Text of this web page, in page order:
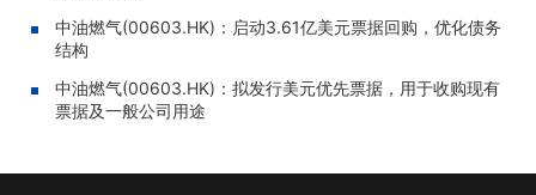
中油燃气(00603.HK)：启动3.61亿美元票据回购，优化债务
结构
中油燃气(00603.HK)：拟发行美元优先票据，用于收购现有
票据及一般公司用途